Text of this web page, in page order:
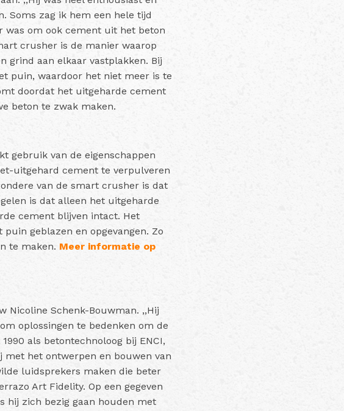
Soms zag ik hem een hele tijd
was om ook cement uit het beton
crusher is de manier waarop
grind aan elkaar vastplakken. Bij
puin, waardoor het niet meer is te
doordat het uitgeharde cement
beton te zwak maken.
gebruik van de eigenschappen
uitgehard cement te verpulveren
van de smart crusher is dat
is dat alleen het uitgeharde
cement blijven intact. Het
geblazen en opgevangen. Zo
te maken. Meer informatie op
Nicoline Schenk-Bouwman. ,,Hij
oplossingen te bedenken om de
als betontechnoloog bij ENCI,
met het ontwerpen en bouwen van
luidsprekers maken die beter
Art Fidelity. Op een gegeven
hij zich bezig gaan houden met